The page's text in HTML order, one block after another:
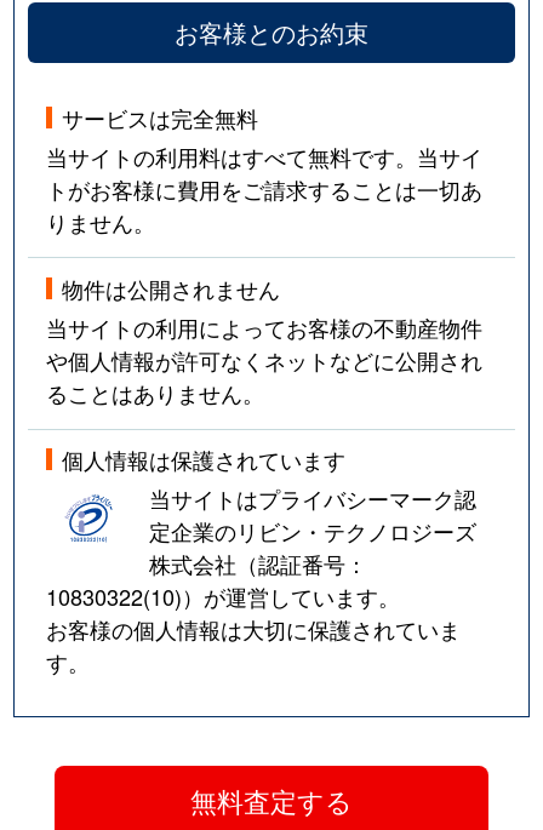
お客様とのお約束
サービスは完全無料
当サイトの利用料はすべて無料です。当サイ
トがお客様に費用をご請求することは一切あ
りません。
物件は公開されません
当サイトの利用によってお客様の不動産物件
や個人情報が許可なくネットなどに公開され
ることはありません。
個人情報は保護されています
当サイトはプライバシーマーク認
定企業のリビン・テクノロジーズ
株式会社（認証番号：
10830322(10)）が運営しています。
お客様の個人情報は大切に保護されていま
す。